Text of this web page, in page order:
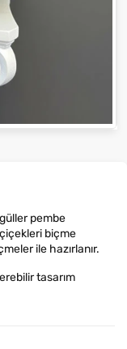
pembe
biçme
ile hazırlanır.
tasarım